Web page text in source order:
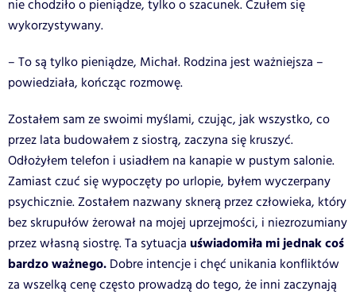
nie chodziło o pieniądze, tylko o szacunek. Czułem się
wykorzystywany.
– To są tylko pieniądze, Michał. Rodzina jest ważniejsza –
powiedziała, kończąc rozmowę.
Zostałem sam ze swoimi myślami, czując, jak wszystko, co
przez lata budowałem z siostrą, zaczyna się kruszyć.
Odłożyłem telefon i usiadłem na kanapie w pustym salonie.
Zamiast czuć się wypoczęty po urlopie, byłem wyczerpany
psychicznie. Zostałem nazwany sknerą przez człowieka, który
bez skrupułów żerował na mojej uprzejmości, i niezrozumiany
przez własną siostrę. Ta sytuacja uświadomiła mi jednak coś
bardzo ważnego. Dobre intencje i chęć unikania konfliktów
za wszelką cenę często prowadzą do tego, że inni zaczynają